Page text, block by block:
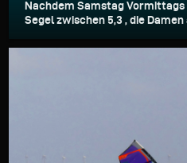
Nachdem Samstag Vormittags
Segel zwischen 5,3 , die